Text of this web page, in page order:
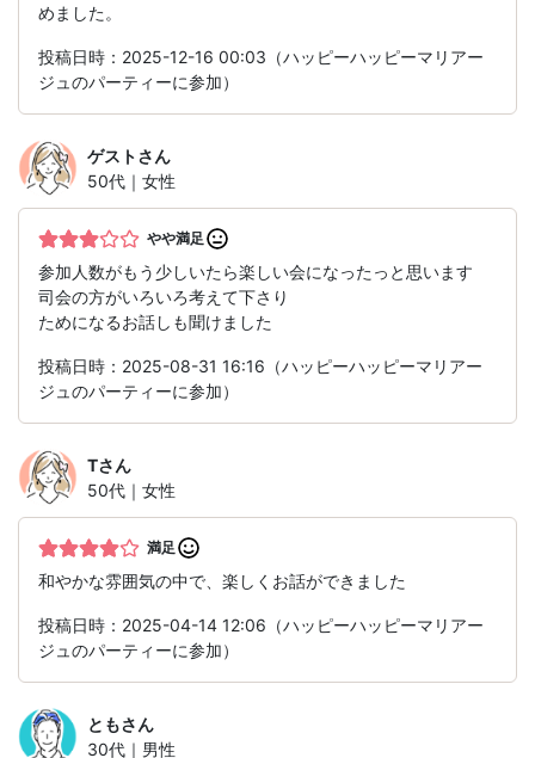
めました。
投稿日時：2025-12-16 00:03（ハッピーハッピーマリアー
ジュのパーティーに参加）
ゲストさん
50代｜女性
やや満足
参加人数がもう少しいたら楽しい会になったっと思います
司会の方がいろいろ考えて下さり
ためになるお話しも聞けました
投稿日時：2025-08-31 16:16（ハッピーハッピーマリアー
ジュのパーティーに参加）
Tさん
50代｜女性
満足
和やかな雰囲気の中で、楽しくお話ができました
投稿日時：2025-04-14 12:06（ハッピーハッピーマリアー
ジュのパーティーに参加）
ともさん
30代｜男性